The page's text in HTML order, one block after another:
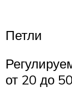
Петли
от 20 до